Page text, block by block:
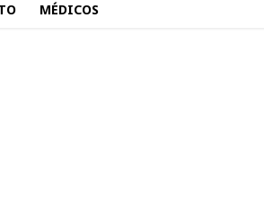
MÉDICOS